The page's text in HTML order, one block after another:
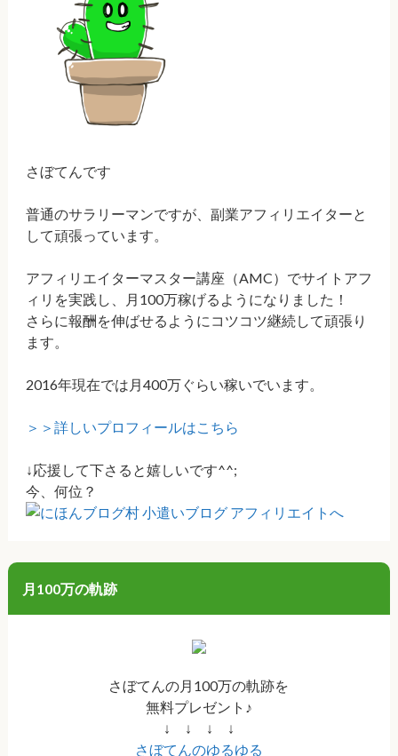
さぼてんです
普通のサラリーマンですが、副業アフィリエイターと
して頑張っています。
アフィリエイターマスター講座（AMC）でサイトアフ
ィリを実践し、月100万稼げるようになりました！
さらに報酬を伸ばせるようにコツコツ継続して頑張り
ます。
2016年現在では月400万ぐらい稼いでいます。
＞＞詳しいプロフィールはこちら
↓応援して下さると嬉しいです^^;
今、何位？
月100万の軌跡
さぼてんの月100万の軌跡を
無料プレゼント♪
↓ ↓ ↓ ↓
さぼてんのゆるゆる